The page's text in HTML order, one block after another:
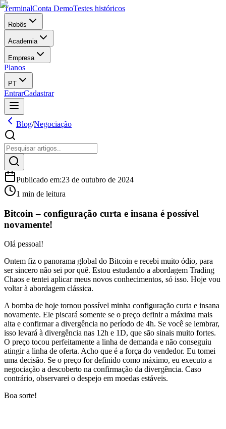
TerminalConta DemoTestes históricos
Robôs
Academia
Empresa
Planos
PT
EntrarCadastrar
Blog/Negociação
Publicado em:23 de outubro de 2024
1 min de leitura
Bitcoin – configuração curta e insana é possível
novamente!
Olá pessoal!
Ontem fiz o panorama global do Bitcoin e recebi muito ódio, para
ser sincero não sei por quê. Estou estudando a abordagem Trading
Chaos e tentei aplicar meus novos conhecimentos, só isso. Hoje vou
voltar à abordagem clássica.
A bomba de hoje tornou possível minha configuração curta e insana
novamente. Ele piscará somente se o preço definir a máxima mais
alta e confirmar a divergência no período de 4h. Se você se lembrar,
isso levará à divergência nas 12h e 1D, que são sinais muito fortes.
O preço tocou perfeitamente a linha de demanda e não conseguiu
atingir a linha de oferta. Acho que é a força do vendedor. Eu tomei
uma decisão. Se o preço for definido como máximo, eu executo a
negociação a descoberto na confirmação da divergência. Caso
contrário, observarei o despejo em moedas estáveis.
Boa sorte!